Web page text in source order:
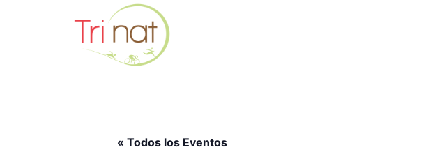
« Todos los Eventos